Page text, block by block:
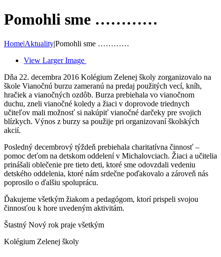
Pomohli sme …………
Home|Aktuality|Pomohli sme …………
View Larger Image
Dňa 22. decembra 2016 Kolégium Zelenej školy zorganizovalo na
škole Vianočnú burzu zameranú na predaj použitých vecí, kníh,
hračiek a vianočných ozdôb. Burza prebiehala vo vianočnom
duchu, zneli vianočné koledy a žiaci v doprovode triednych
učiteľov mali možnosť si nakúpiť vianočné darčeky pre svojich
blízkych. Výnos z burzy sa použije pri organizovaní školských
akcií.
Posledný decembrový týždeň prebiehala charitatívna činnosť –
pomoc deťom na detskom oddelení v Michalovciach. Žiaci a učitelia
prinášali oblečenie pre tieto deti, ktoré sme odovzdali vedeniu
detského oddelenia, ktoré nám srdečne poďakovalo a zároveň nás
poprosilo o ďalšiu spoluprácu.
Ďakujeme všetkým žiakom a pedagógom, ktorí prispeli svojou
činnosťou k hore uvedeným aktivitám.
Štastný Nový rok praje všetkým
Kolégium Zelenej školy